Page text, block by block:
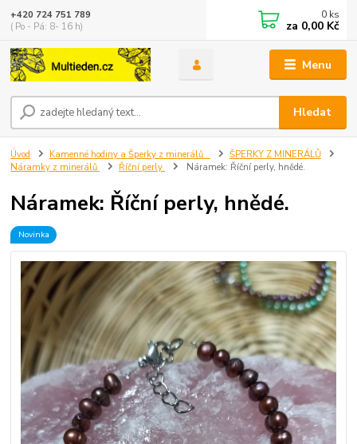
Menu
Hledat
+420 724 751 789
( Po - Pá: 8- 16 h)
0 ks
za 0,00 Kč
Úvod Kamenné hodiny a Šperky z minerálů .
ŠPERKY Z MINERÁLŮ
Náramky z minerálů
Říční perly Náramek: Říční perly, hnědé.
Náramek: Říční perly, hnědé.
Novinka